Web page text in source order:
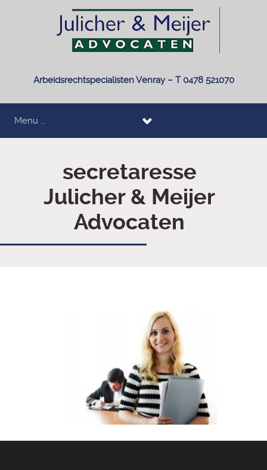
Arbeidsrechtspecialisten Venray – T 0478 521070
Menu ...
secretaresse
Julicher & Meijer
Advocaten